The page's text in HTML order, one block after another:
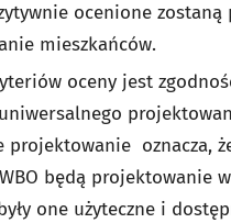
ocenione zostaną
mieszkańców.
oceny jest
projektowanie oznacza,
będą projektowanie
one użyteczne i